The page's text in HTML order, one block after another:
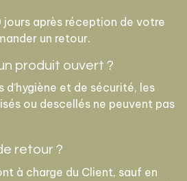
jours après réception de votre
un retour.
produit ouvert ?
d’hygiène et de sécurité, les
ou descellés ne peuvent pas
retour ?
à charge du Client, sauf en